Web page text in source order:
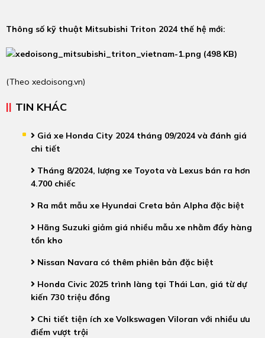
Thông số kỹ thuật Mitsubishi Triton 2024 thế hệ mới:
(Theo xedoisong.vn)
TIN KHÁC
Giá xe Honda City 2024 tháng 09/2024 và đánh giá
chi tiết
Tháng 8/2024, lượng xe Toyota và Lexus bán ra hơn
4.700 chiếc
Ra mắt mẫu xe Hyundai Creta bản Alpha đặc biệt
Hãng Suzuki giảm giá nhiều mẫu xe nhằm đẩy hàng
tồn kho
Nissan Navara có thêm phiên bản đặc biệt
Honda Civic 2025 trình làng tại Thái Lan, giá từ dự
kiến 730 triệu đồng
Chi tiết tiện ích xe Volkswagen Viloran với nhiều ưu
điểm vượt trội